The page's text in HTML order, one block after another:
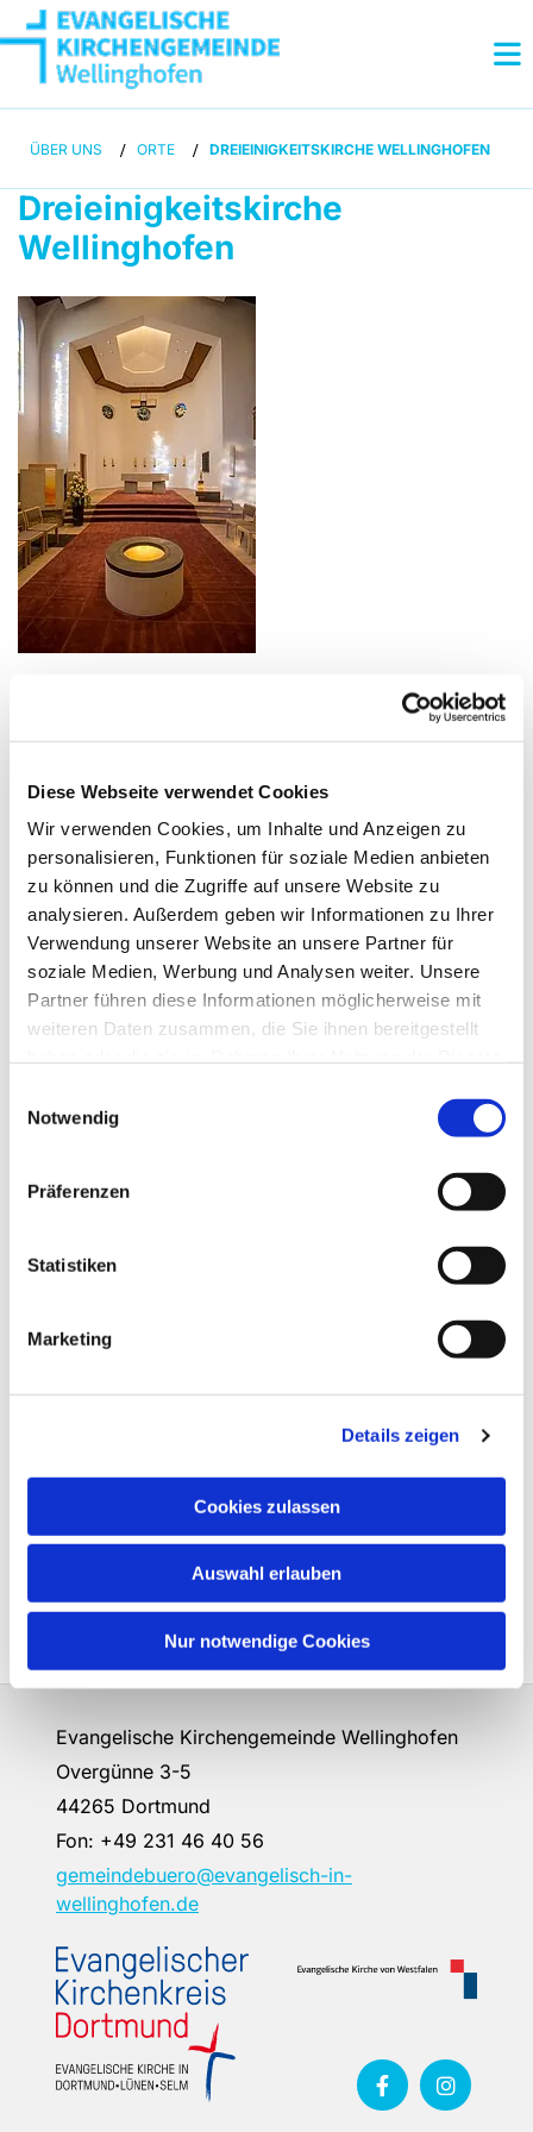
Diese Webseite verwendet Cookies
Wir verwenden Cookies, um Inhalte und Anzeigen zu
personalisieren, Funktionen für soziale Medien anbieten
zu können und die Zugriffe auf unsere Website zu
analysieren. Außerdem geben wir Informationen zu Ihrer
Verwendung unserer Website an unsere Partner für
soziale Medien, Werbung und Analysen weiter. Unsere
Partner führen diese Informationen möglicherweise mit
weiteren Daten zusammen, die Sie ihnen bereitgestellt
Notwendig
Präferenzen
Statistiken
Marketing
Details zeigen
Cookies zulassen
Auswahl erlauben
Nur notwendige Cookies
ÜBER UNS / ORTE / DREIEINIGKEITSKIRCHE WELLINGHOFEN
Dreieinigkeitskirche
Wellinghofen
Die Dreieinigkeitskirche ist seit der Erbauung 1902 Ort
des Gottesdienstes und der Andacht in Wellinghofen.
1957 wieder aufgebaut. Im Jahr 2014 wurde sie innen
umfassend modernisiert.
Adresse
Wellinghofer Amtsstraße 25
44265 Dortmund
Zugang
Hauptportal: 3 Stufen
"Wellinghofen Markt"
"Wellinghofen" + 300m Fußweg
begrenzte Parkmöglichkeiten an der Hauptstraße
Denkmalschutz
Die Dreieinigkeitskirche Wellinghofen ist Teil der
Stiftung Denkmalswerter Kirchen in Dortmund und
Weitere Informationen finden Sie in diesemFlyer.
Evangelische Kirchengemeinde Wellinghofen
Overgünne 3-5
44265 Dortmund
Fon: +49 231 46 40 56
gemeindebuero@evangelisch-in-
wellinghofen.de